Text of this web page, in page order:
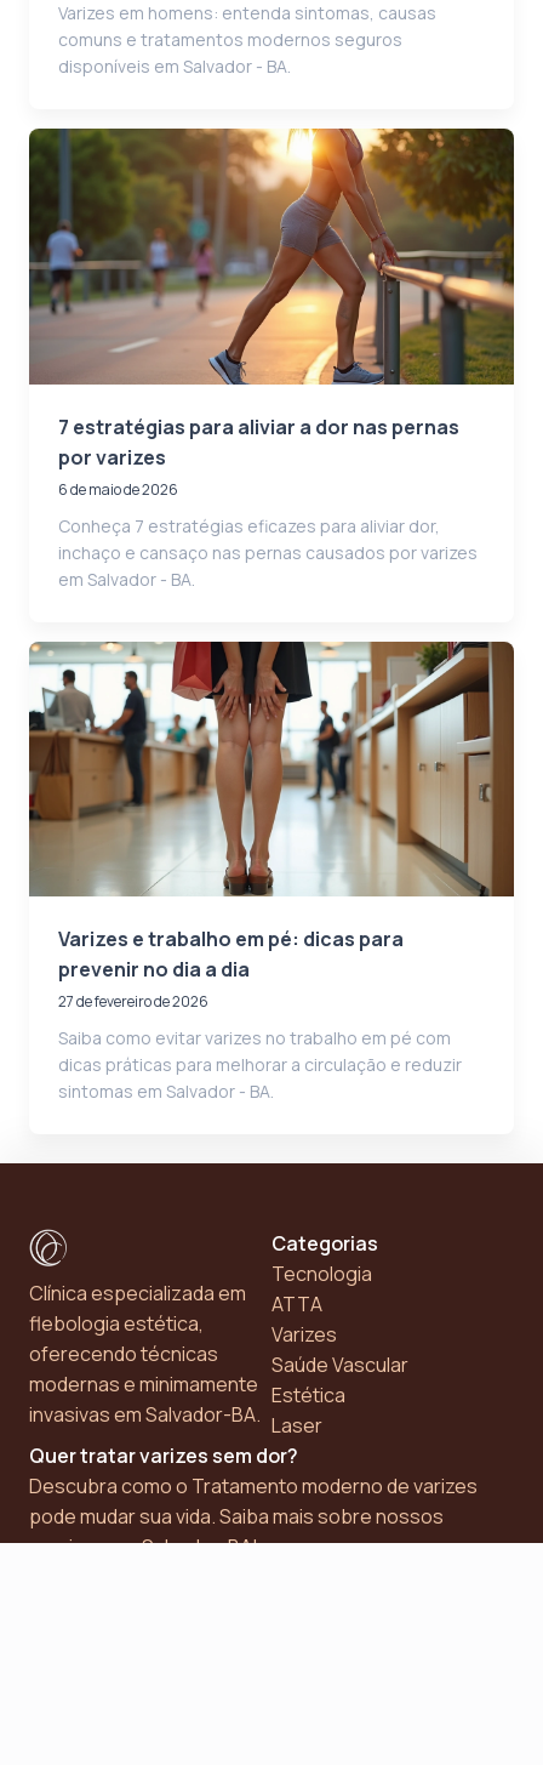
Varizes em homens: entenda sintomas, causas
comuns e tratamentos modernos seguros
disponíveis em Salvador - BA.
7 estratégias para aliviar a dor nas pernas
por varizes
6 de maio de 2026
Conheça 7 estratégias eficazes para aliviar dor,
inchaço e cansaço nas pernas causados por varizes
em Salvador - BA.
Varizes e trabalho em pé: dicas para
prevenir no dia a dia
27 de fevereiro de 2026
Saiba como evitar varizes no trabalho em pé com
dicas práticas para melhorar a circulação e reduzir
sintomas em Salvador - BA.
Clínica especializada em
flebologia estética,
oferecendo técnicas
modernas e minimamente
invasivas em Salvador-BA.
Categorias
Tecnologia
ATTA
Varizes
Saúde Vascular
Estética
Laser
Quer tratar varizes sem dor?
Descubra como o Tratamento moderno de varizes
pode mudar sua vida. Saiba mais sobre nossos
serviços em Salvador-BA!